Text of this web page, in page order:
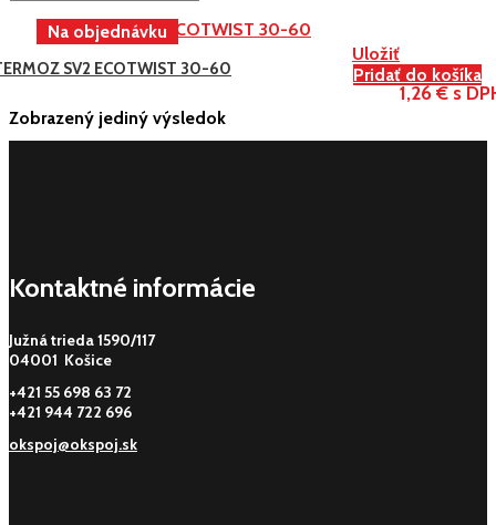
Uložiť
Pridať do košíka
SV2 ECOTWIST 30-60
1,26 € s
Zobrazený jediný výsledok
Kontaktné informácie
Južná trieda 1590/117
04001 Košice
+421 55 698 63 72
+421 944 722 696
okspoj@okspoj.sk